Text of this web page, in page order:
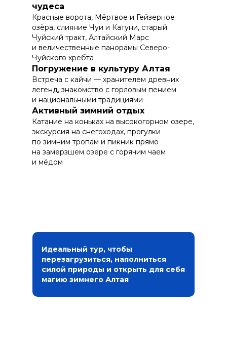
Идеальный тур, чтобы
перезагрузиться, наполниться
силой природы и открыть для себя
магию зимнего Алтая
чудеса
Красные ворота, Мёртвое и Гейзерное
озёра, слияние Чуи и Катуни, старый
Чуйский тракт, Алтайский Марс
и величественные панорамы Северо-
Чуйского хребта
Погружение в культуру Алтая
Встреча с кайчи — хранителем древних
легенд, знакомство с горловым пением
и национальными традициями
Активный зимний отдых
Катание на коньках на высокогорном озере,
экскурсия на снегоходах, прогулки
по зимним тропам и пикник прямо
на замерзшем озере с горячим чаем
и мёдом